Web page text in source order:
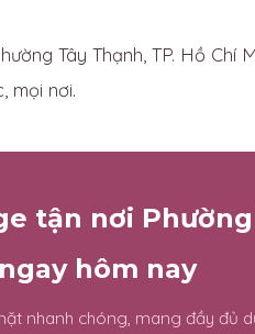
Tây Thạnh, TP. Hồ Chí
mọi nơi.
tận nơi
ngay hôm nay
nhanh chóng, mang đầy đủ